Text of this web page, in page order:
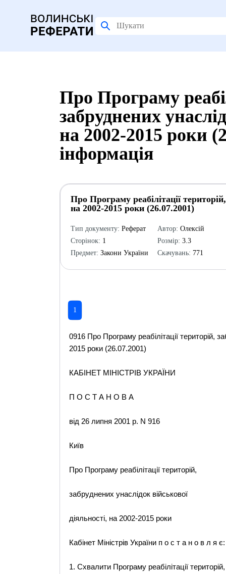
Про Програму
забруднених
на 2002-2015 роки
інформація
Про Програму реабілітації
на 2002-2015 роки (26.07.2001)
Тип документу: Реферат
Сторінок: 1
Предмет: Закони України
Автор: Олексій
Розмір: 3.3
Скачувань: 771
1
0916 Про Програму реабілітації територій,
2015 роки (26.07.2001)
КАБІНЕТ МІНІСТРІВ УКРАЇНИ
П О С Т А Н О В А
від 26 липня 2001 р. N 916
Київ
Про Програму реабілітації територій,
забруднених унаслідок військової
діяльності, на 2002-2015 роки
Кабінет Міністрів України п о с т а н о в л я є:
1. Схвалити Програму реабілітації